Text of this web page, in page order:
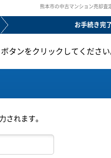
熊本市の中古マンション売却査
お手続き完
タンをクリックしてください
されます。